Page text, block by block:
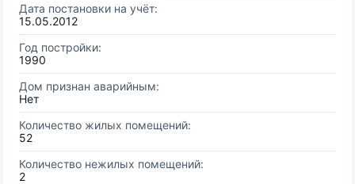
Дата постановки на учёт:
15.05.2012
Год постройки:
1990
Дом признан аварийным:
Нет
Количество жилых помещений:
52
Количество нежилых помещений:
2